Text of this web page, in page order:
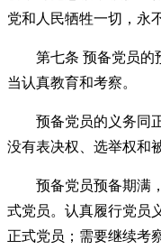
党和人民牺牲一切，永
第七条 预备党员的
当认真教育和考察。
预备党员的义务同
没有表决权、选举权和
预备党员预备期满
式党员。认真履行党员
正式党员；需要继续考